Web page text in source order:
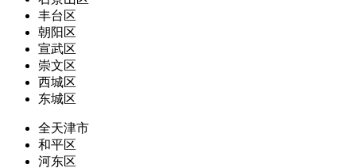
丰台区
朝阳区
宣武区
崇文区
西城区
东城区
全天津市
和平区
河东区